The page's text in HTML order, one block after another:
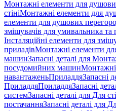
Монтажні елементи для
стініМонтажні елементи для
елементи для душових
змішувачів для умивальника та
Інсталяційні елементи для
приладівМонтажні елементи
машинЗапасні деталі для
посудомийних машин
навантаженьПриладдяЗапасні
ПриладдяПриладдяЗапасні
системЗапасні деталі для Для
постачанняЗапасні деталі для